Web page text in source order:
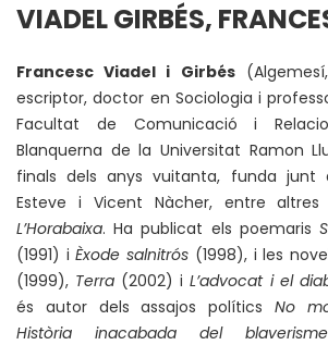
VIADEL GIRBÉS,
Francesc Viadel i Girbés(Algemesí,
escriptor, doctor en Sociologia i
Facultat de Comunicació i
Blanquerna de la Universitat Ramon
finals dels anys vuitanta, funda junt
Esteve i Vicent Nàcher, entre
L’Horabaixa. Ha publicat els poemaris
(1991) iÈxode salnitrós (1998), i les
(1999), Terra (2002) i L’advocat i el
és autor dels assajos polítics No
Història inacabada del blaverisme